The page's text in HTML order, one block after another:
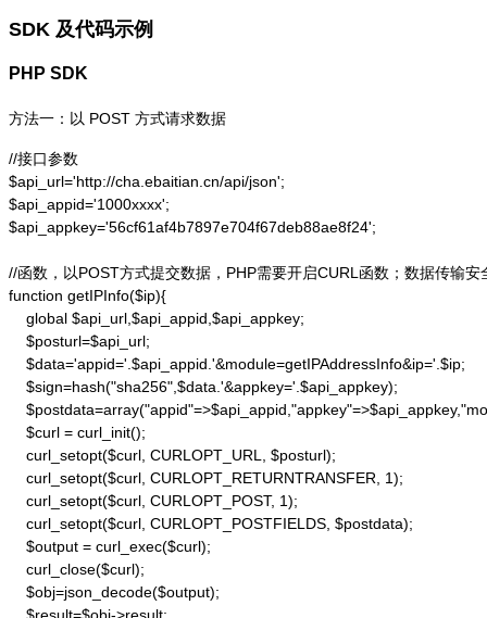
SDK 及代码示例
PHP SDK
方法一：以 POST 方式请求数据
//接口参数
$api_url='http://cha.ebaitian.cn/api/json';
$api_appid='1000xxxx';
$api_appkey='56cf61af4b7897e704f67deb88ae8f24';
//函数，以POST方式提交数据，PHP需要开启CURL函数；数据传输安
function getIPInfo($ip){
    global $api_url,$api_appid,$api_appkey;
    $posturl=$api_url;
    $data='appid='.$api_appid.'&module=getIPAddressInfo&ip='.$ip;
    $sign=hash("sha256",$data.'&appkey='.$api_appkey);
    $curl = curl_init();
    curl_setopt($curl, CURLOPT_URL, $posturl);
    curl_setopt($curl, CURLOPT_RETURNTRANSFER, 1);
    curl_setopt($curl, CURLOPT_POST, 1);
    curl_setopt($curl, CURLOPT_POSTFIELDS, $postdata);
    $output = curl_exec($curl);
    curl_close($curl);
    $obj=json_decode($output);